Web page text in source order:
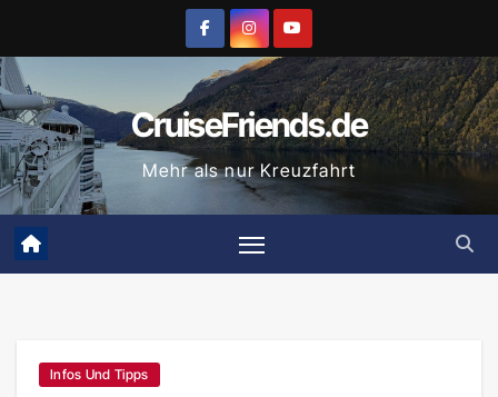
springen
CruiseFriends.de
Mehr als nur Kreuzfahrt
Infos Und Tipps